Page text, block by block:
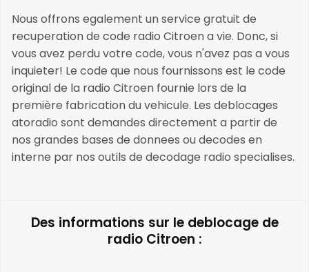
Nous offrons egalement un service gratuit de
recuperation de code radio Citroen a vie. Donc, si
vous avez perdu votre code, vous n'avez pas a vous
inquieter! Le code que nous fournissons est le code
original de la radio Citroen fournie lors de la
première fabrication du vehicule. Les deblocages
atoradio sont demandes directement a partir de
nos grandes bases de donnees ou decodes en
interne par nos outils de decodage radio specialises.
Des informations sur le deblocage de
radio Citroen :